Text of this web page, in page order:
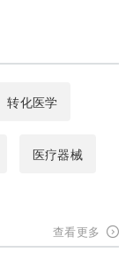
转化医学
医疗器械
查看更多